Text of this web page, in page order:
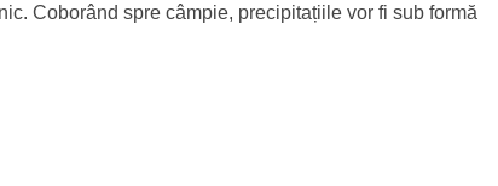
Coborând spre câmpie, precipitațiile vor fi sub formă